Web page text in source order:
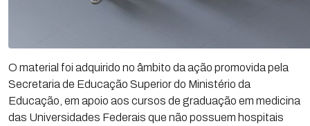
O material foi adquirido no âmbito da ação promovida pela
Secretaria de Educação Superior do Ministério da
Educação, em apoio aos cursos de graduação em medicina
das Universidades Federais que não possuem hospitais